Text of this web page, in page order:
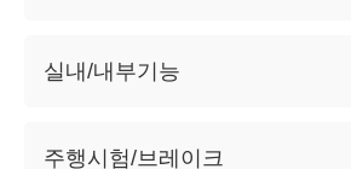
실내/내부기능
주행시험/브레이크